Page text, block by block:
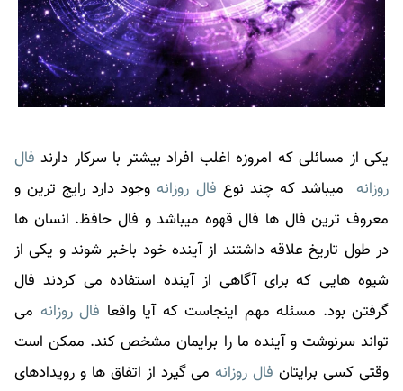
یکی از مسائلی که امروزه اغلب افراد بیشتر با سرکار دارند فال
روزانه میباشد که چند نوع فال روزانهوجود دارد رایج ترین و
معروف ترین فال ها فال قهوه میباشد و فال حافظ. انسان ها
در طول تاریخ علاقه داشتند از آینده خود باخبر شوند و یکی از
شیوه هایی که برای آگاهی از آینده استفاده می کردند فال
گرفتن بود. مسئله مهم اینجاست که آیا واقعا فال روزانه می
تواند سرنوشت و آینده ما را برایمان مشخص کند. ممکن است
وقتی کسی برایتان فال روزانهمی گیرد از اتفاق ها و رویدادهای